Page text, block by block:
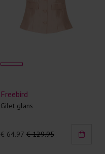
Freebird
Gilet glans
€ 64.97 € 129.95